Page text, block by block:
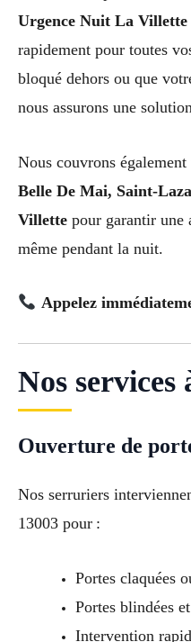
Urgence Nuit La Villette
rapidement pour toutes
bloqué dehors ou que
nous assurons une
Nous couvrons
Belle De Mai, Saint-
Villette pour garantir une
même pendant la nuit.
Appelez
Nos services
Ouverture de
Nos serruriers
13003 pour :
Portes claquées
Portes blindées
Intervention